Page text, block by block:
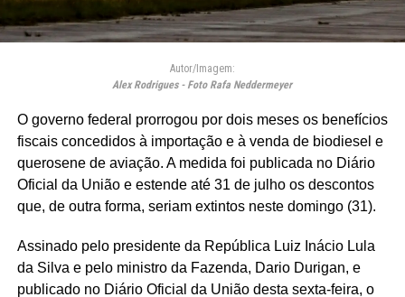
Autor/Imagem:
Alex Rodrigues - Foto Rafa Neddermeyer
O governo federal prorrogou por dois meses os benefícios
fiscais concedidos à importação e à venda de biodiesel e
querosene de aviação. A medida foi publicada no Diário
Oficial da União e estende até 31 de julho os descontos
que, de outra forma, seriam extintos neste domingo (31).
Assinado pelo presidente da República Luiz Inácio Lula
da Silva e pelo ministro da Fazenda, Dario Durigan, e
publicado no Diário Oficial da União desta sexta-feira, o